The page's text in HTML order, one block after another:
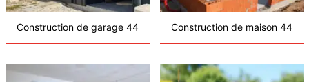
Construction de garage 44 Construction de maison 44